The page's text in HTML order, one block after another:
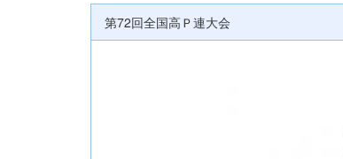
第72回全国高Ｐ連大会